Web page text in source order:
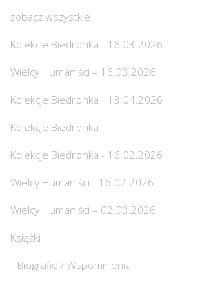
zobacz wszystkie
Kolekcje Biedronka - 16.03.2026
Wielcy Humaniści – 16.03.2026
Kolekcje Biedronka - 13.04.2026
Kolekcje Biedronka
Kolekcje Biedronka - 16.02.2026
Wielcy Humaniści - 16.02.2026
Wielcy Humaniści – 02.03.2026
Książki
Biografie / Wspomnienia